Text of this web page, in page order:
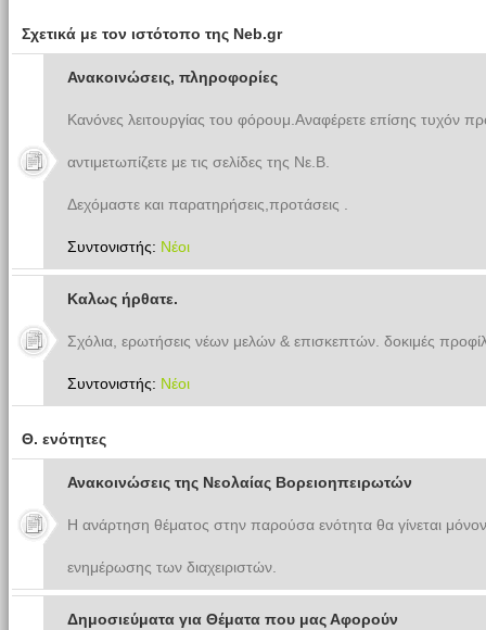
Σχετικά με τον ιστότοπο της Neb.gr
Ανακοινώσεις, πληροφορίες
Κανόνες λειτουργίας του φόρουμ.Αναφέρετε επίσης τυχόν
αντιμετωπίζετε με τις σελίδες της Νε.Β.
Δεχόμαστε και παρατηρήσεις,προτάσεις .
Συντονιστής: Νέοι
Καλως ήρθατε.
Σχόλια, ερωτήσεις νέων μελών & επισκεπτών. δοκιμές
Συντονιστής: Νέοι
Θ. ενότητες
Ανακοινώσεις της Νεολαίας Βορειοηπειρωτών
Η ανάρτηση θέματος στην παρούσα ενότητα θα γίνεται
ενημέρωσης των διαχειριστών.
Δημοσιεύματα για Θέματα που μας Αφορούν